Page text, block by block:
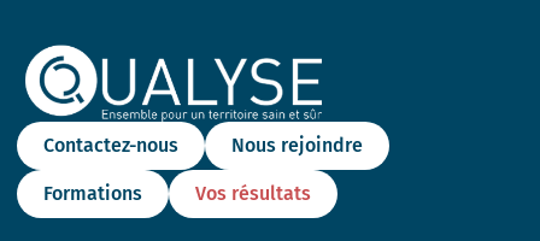
Contactez-nous Nous rejoindre
Formations Vos résultats